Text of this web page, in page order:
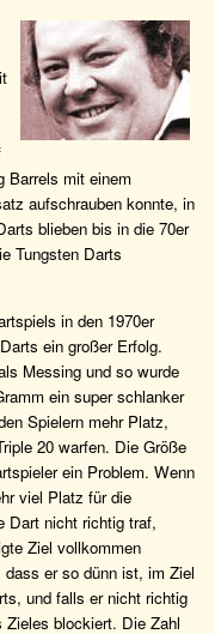
Barrels mit einem
aufschrauben konnte, in
blieben bis in die 70er
Tungsten Darts
in den 1970er
ein großer Erfolg.
Messing und so wurde
ein super schlanker
Spielern mehr Platz,
20 warfen. Die Größe
ein Problem. Wenn
viel Platz für die
Dart nicht richtig traf,
Ziel vollkommen
er so dünn ist, im Ziel
und falls er nicht richtig
Zieles blockiert. Die Zahl